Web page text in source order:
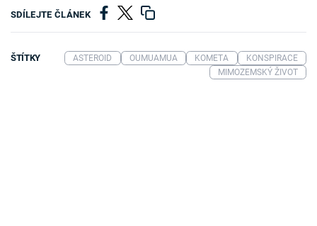
SDÍLEJTE ČLÁNEK
ŠTÍTKY ASTEROID OUMUAMUA KOMETA
KONSPIRACE
MIMOZEMSKÝ ŽIVOT